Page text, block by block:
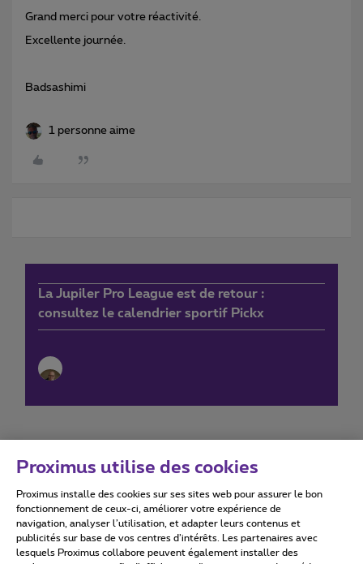
Grand merci pour votre réactivité.
Excellente journée.
Badsashimi
1 personne aime
La Jupiler Pro League est de retour :
consultez le calendrier sportif Pickx
Conditions d'utilisation Accessibility statement
Proximus utilise des cookies
Proximus installe des cookies sur ses sites web pour assurer le bon
fonctionnement de ceux-ci, améliorer votre expérience de
navigation, analyser l’utilisation, et adapter leurs contenus et
publicités sur base de vos centres d’intérêts. Les partenaires avec
lesquels Proximus collabore peuvent également installer des